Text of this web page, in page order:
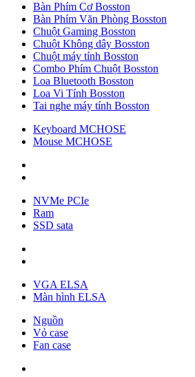
Bàn Phím Cơ Bosston
Bàn Phím Văn Phòng Bosston
Chuột Gaming Bosston
Chuột Không dây Bosston
Chuột máy tính Bosston
Combo Phím Chuột Bosston
Loa Bluetooth Bosston
Loa Vi Tính Bosston
Tai nghe máy tính Bosston
Keyboard MCHOSE
Mouse MCHOSE
NVMe PCIe
Ram
SSD sata
VGA ELSA
Màn hình ELSA
Nguồn
Vỏ case
Fan case